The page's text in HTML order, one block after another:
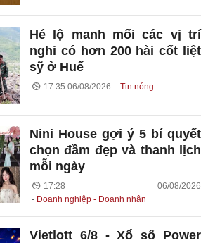
Hé lộ manh mối các vị trí
nghi có hơn 200 hài cốt liệt
sỹ ở Huế
17:35 06/08/2026 Tin nóng
Nini House gợi ý 5 bí quyết
chọn đầm đẹp và thanh lịch
mỗi ngày
17:28 06/08/2026
Doanh nghiệp - Doanh nhân
Vietlott 6/8 - Xổ số Power